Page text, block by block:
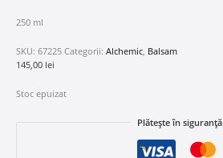
250 ml
SKU: 67225 Categorii: Alchemic Balsam
145,00 lei
Stoc epuizat
Plătește în siguranță